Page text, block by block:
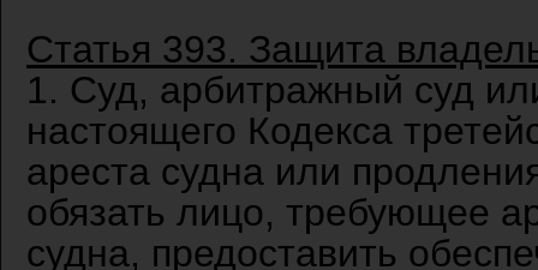
Статья 393. Защита
1. Суд, арбитражный суд
настоящего Кодекса
ареста судна или
обязать лицо, требующее
судна, предоставить